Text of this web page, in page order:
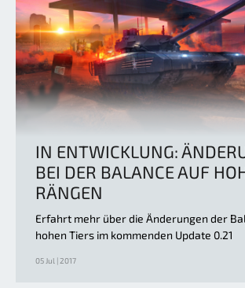
IN ENTWICKLUNG:
BEI DER BALANCE AUF
RÄNGEN
Erfahrt mehr über die Änderungen der
hohen Tiers im kommenden Update 0.21
05 Jul | 2017